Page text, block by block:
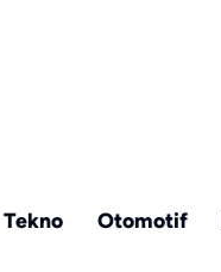
Tekno Otomotif